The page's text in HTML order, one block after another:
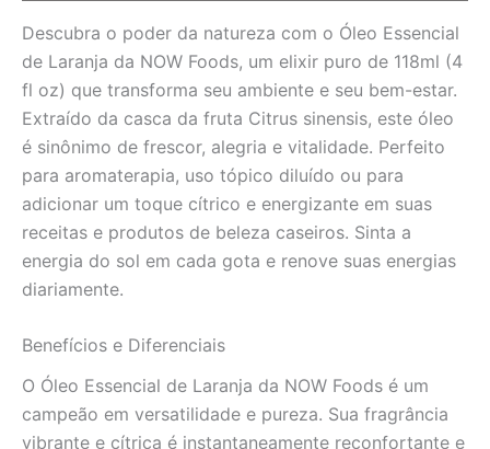
Puro
e
Revigorante
quantidade
Descubra o poder da natureza com o Óleo Essencial
de Laranja da NOW Foods, um elixir puro de 118ml (4
fl oz) que transforma seu ambiente e seu bem-estar.
Extraído da casca da fruta Citrus sinensis, este óleo
é sinônimo de frescor, alegria e vitalidade. Perfeito
para aromaterapia, uso tópico diluído ou para
adicionar um toque cítrico e energizante em suas
receitas e produtos de beleza caseiros. Sinta a
energia do sol em cada gota e renove suas energias
diariamente.
Benefícios e Diferenciais
O Óleo Essencial de Laranja da NOW Foods é um
campeão em versatilidade e pureza. Sua fragrância
vibrante e cítrica é instantaneamente reconfortante e